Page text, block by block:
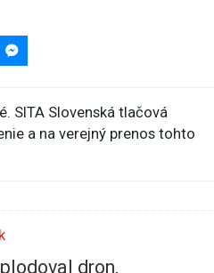
SITA Slovenská tlačová
a na verejný prenos tohto
dron,